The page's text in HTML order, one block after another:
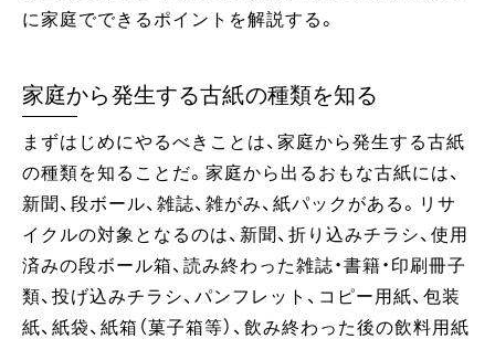
に家庭でできるポイントを解説する。
家庭から発生する古紙の種類を知る
まずはじめにやるべきことは、家庭から発生する古紙
の種類を知ることだ。家庭から出るおもな古紙には、
新聞、段ボール、雑誌、雑がみ、紙パックがある。リサ
イクルの対象となるのは、新聞、折り込みチラシ、使用
済みの段ボール箱、読み終わった雑誌・書籍・印刷冊子
類、投げ込みチラシ、パンフレット、コピー用紙、包装
紙、紙袋、紙箱（菓子箱等）、飲み終わった後の飲料用紙